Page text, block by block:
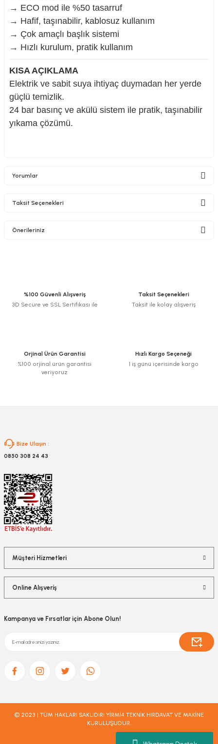
→ ECO mod ile %50 tasarruf
→ Hafif, taşınabilir, kablosuz kullanım
→ Çok amaçlı başlık sistemi
→ Hızlı kurulum, pratik kullanım
KISA AÇIKLAMA
Elektrik ve sabit suya ihtiyaç duymadan her yerde
güçlü temizlik.
24 bar basınç ve akülü sistem ile pratik, taşınabilir
yıkama çözümü.
Yorumlar
Taksit Seçenekleri
Önerileriniz
Ürün resmi kalitesiz, bozuk veya görüntülenemiyor.
Bu ürüne benzer farklı alternatifler olmalı.
%100 Güvenli Alışveriş
3D Secure ve SSL Sertifikası ile
Taksit Seçenekleri
Taksit ile kolay alışveriş
Orjinal Ürün Garantisi
%100 orjinal ürün garantisi
veriyoruz
Hızlı Kargo Seçeneği
1 iş günü içerisinde kargo
Bize Ulaşın :
0850 308 24 43
Müşteri Hizmetleri
Online Alışveriş
Kampanya ve Fırsatlar için Abone Olun!
© 2023 | TÜM HAKLARI SAKLIDIR! YİRMİ4 TEKNİK HIRDAVAT VE MAKİNE
KURULUŞUDUR.